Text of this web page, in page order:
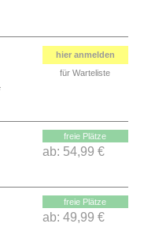
hier anmelden
für Warteliste
freie Plätze
ab: 54,99 €
freie Plätze
ab: 49,99 €